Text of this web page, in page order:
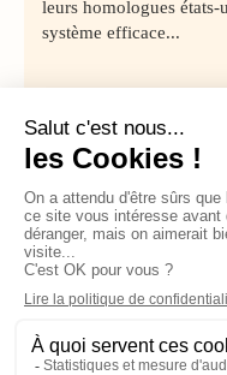
leurs homologues états-
système efficace...
Contact Qui